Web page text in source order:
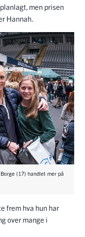
men prisen
Hannah.
(17) handlet mer på
frem hva hun har
over mange i